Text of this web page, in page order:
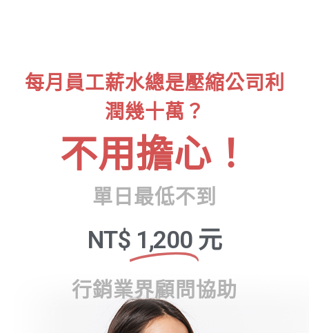
每月員工薪水總是壓縮公司利
潤幾十萬？
不用擔心！
單日最低不到
NT$ 1,200 元
行銷業界顧問協助